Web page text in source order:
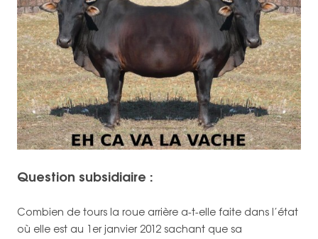
Question subsidiaire :
Combien de tours la roue arrière a-t-elle faite dans l’état
où elle est au 1er janvier 2012 sachant que sa